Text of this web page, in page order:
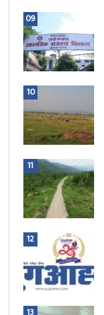
09
10
11
12